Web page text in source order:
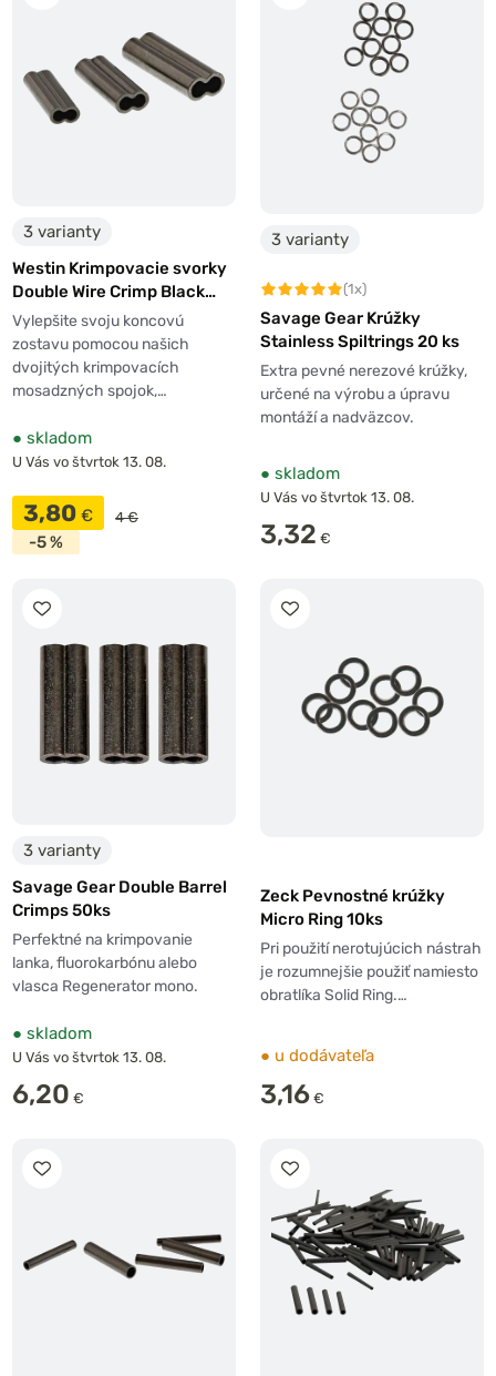
3 varianty
Westin Krimpovacie svorky
Double Wire Crimp Black
Nickel 20ks
Vylepšite svoju koncovú
zostavu pomocou našich
dvojitých krimpovacích
mosadzných spojok,…
● skladom
U Vás vo štvrtok 13. 08.
3,80 € 4 €
-5 %
3 varianty
(1x)
Savage Gear Krúžky
Stainless Spiltrings 20 ks
Extra pevné nerezové krúžky,
určené na výrobu a úpravu
montáží a nadväzcov.
● skladom
U Vás vo štvrtok 13. 08.
3,32 €
3 varianty
Savage Gear Double Barrel
Crimps 50ks
Perfektné na krimpovanie
lanka, fluorokarbónu alebo
vlasca Regenerator mono.
● skladom
U Vás vo štvrtok 13. 08.
6,20 €
Zeck Pevnostné krúžky
Micro Ring 10ks
Pri použití nerotujúcich nástrah
je rozumnejšie použiť namiesto
obratlíka Solid Ring.…
● u dodávateľa
3,16 €